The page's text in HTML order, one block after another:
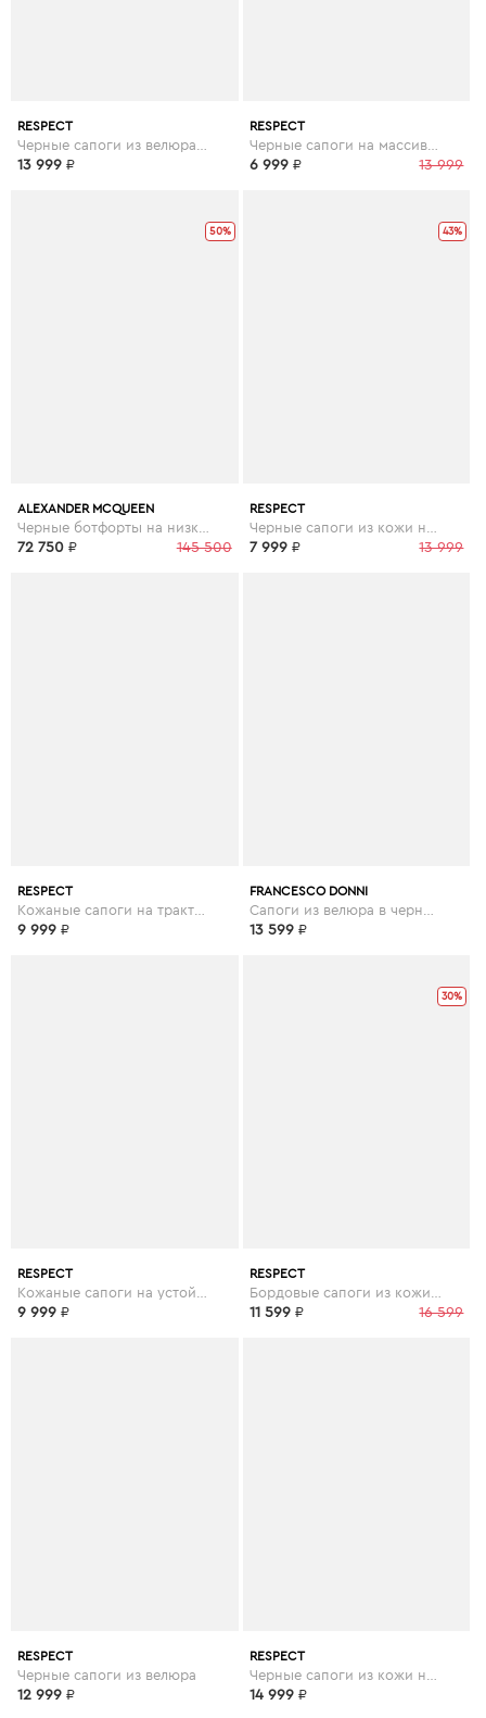
RESPECT
13 999 ₽
RESPECT
Черные сапоги на массивной подошве
13 999
6 999 ₽
50%
ALEXANDER MCQUEEN
145 500
72 750 ₽
43%
RESPECT
13 999
7 999 ₽
RESPECT
9 999 ₽
FRANCESCO DONNI
13 599 ₽
RESPECT
9 999 ₽
30%
RESPECT
16 599
11 599 ₽
RESPECT
Черные сапоги из велюра
12 999 ₽
RESPECT
14 999 ₽